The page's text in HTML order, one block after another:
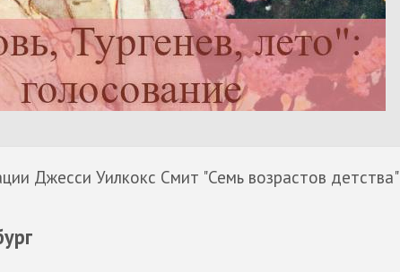
Джесси Уилкокс Смит "Семь возрастов детства"